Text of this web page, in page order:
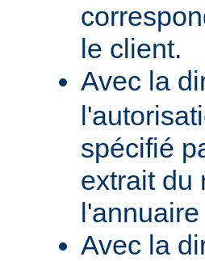
le client.
Avec la
spécifié
extrait du
l'annuaire
Avec la